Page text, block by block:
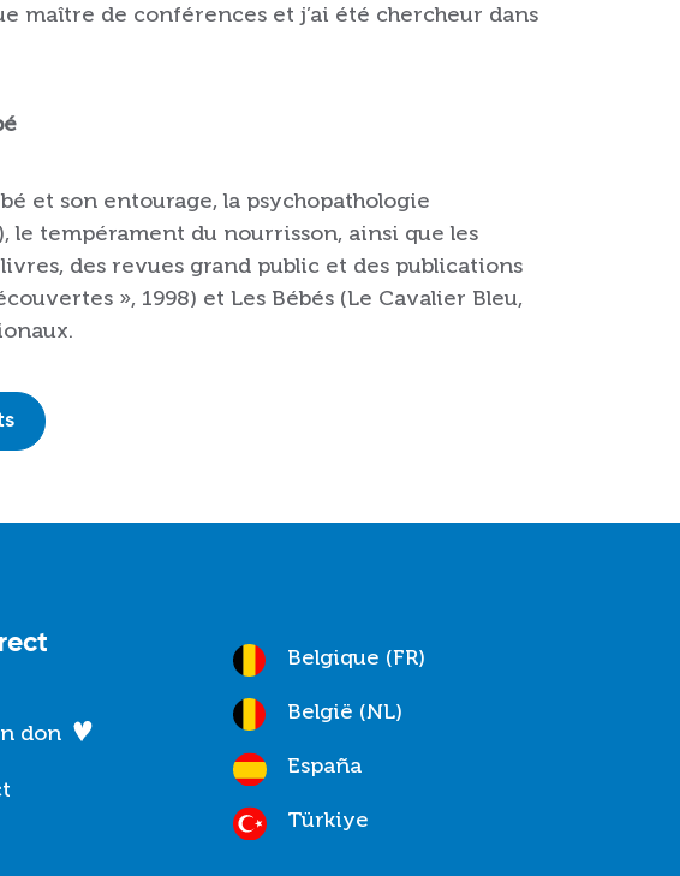
maître de conférences et j’ai été chercheur dans
et son entourage, la psychopathologie
le tempérament du nourrisson, ainsi que les
des revues grand public et des publications
», 1998) et Les Bébés (Le Cavalier Bleu,
don
Belgique (FR)
België (NL)
España
Türkiye